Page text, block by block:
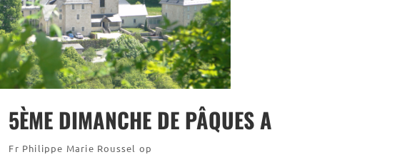
5ÈME DIMANCHE DE PÂQUES A
Fr Philippe Marie Roussel op